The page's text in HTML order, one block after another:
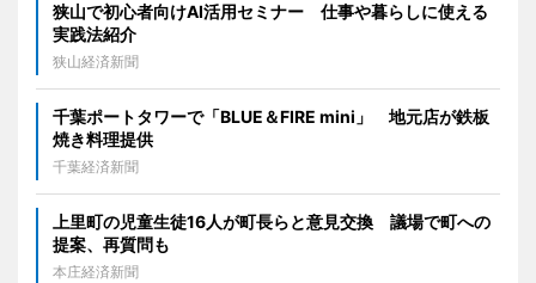
狭山で初心者向けAI活用セミナー 仕事や暮らしに使える
実践法紹介
狭山経済新聞
千葉ポートタワーで「BLUE＆FIRE mini」 地元店が鉄板
焼き料理提供
千葉経済新聞
上里町の児童生徒16人が町長らと意見交換 議場で町への
提案、再質問も
本庄経済新聞